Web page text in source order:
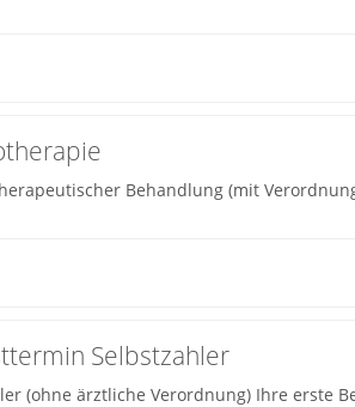
Behandlung (mit
Selbstzahler
(ohne ärztliche Verordnung) Ihre erste